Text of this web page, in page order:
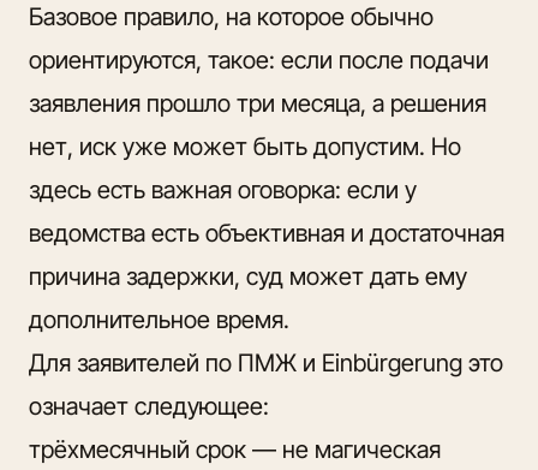
Базовое правило, на которое обычно
ориентируются, такое: если после подачи
заявления прошло три месяца, а решения
нет, иск уже может быть допустим. Но
здесь есть важная оговорка: если у
ведомства есть объективная и достаточная
причина задержки, суд может дать ему
дополнительное время.
Для заявителей по ПМЖ и Einbürgerung это
означает следующее:
трёхмесячный срок — не магическая